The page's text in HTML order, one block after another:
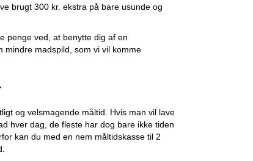
brugt 300 kr. ekstra på bare usunde og
penge ved, at benytte dig af en
mindre madspild, som vi vil komme
og velsmagende måltid. Hvis man vil lave
hver dag, de fleste har dog bare ikke tiden
kan du med en nem måltidskasse til 2